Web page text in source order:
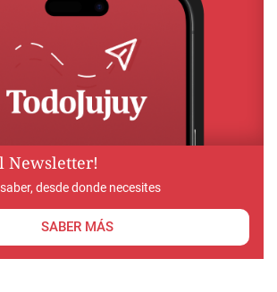
Newsletter!
desde donde necesites
SABER MÁS